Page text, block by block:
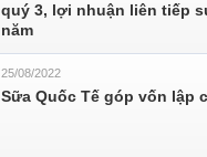
quý 3, lợi nhuận liên tiếp
năm
25/08/2022
Sữa Quốc Tế góp vốn lập